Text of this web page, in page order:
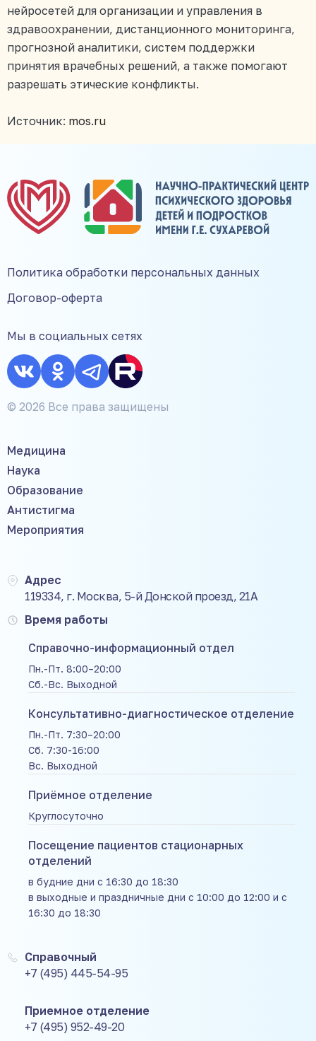
нейросетей для организации и управления в
здравоохранении, дистанционного мониторинга,
прогнозной аналитики, систем поддержки
принятия врачебных решений, а также помогают
разрешать этические конфликты.
Источник: mos.ru
Политика обработки персональных данных
Договор-оферта
Мы в социальных сетях
© 2026 Все права защищены
Медицина
Наука
Образование
Антистигма
Мероприятия
Адрес
119334, г. Москва, 5-й Донской проезд, 21А
Время работы
Справочно-информационный отдел
Пн.-Пт. 8:00–20:00
Сб.-Вс. Выходной
Консультативно-диагностическое отделение
Пн.-Пт. 7:30–20:00
Сб. 7:30-16:00
Вс. Выходной
Приёмное отделение
Круглосуточно
Посещение пациентов стационарных
отделений
в будние дни с 16:30 до 18:30
в выходные и праздничные дни с 10:00 до 12:00 и с
16:30 до 18:30
Справочный
+7 (495) 445-54-95
Приемное отделение
+7 (495) 952-49-20